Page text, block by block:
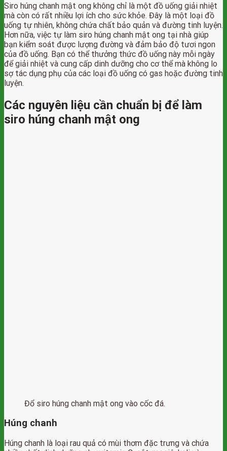
Siro húng chanh mật ong không chỉ là một đồ uống giải nhiệt
mà còn có rất nhiều lợi ích cho sức khỏe. Đây là một loại đồ
uống tự nhiên, không chứa chất bảo quản và đường tinh luyện.
Hơn nữa, việc tự làm siro húng chanh mật ong tại nhà giúp
bạn kiểm soát được lượng đường và đảm bảo độ tươi ngon
của đồ uống. Bạn có thể thưởng thức đồ uống này mỗi ngày
để giải nhiệt và cung cấp dinh dưỡng cho cơ thể mà không lo
sợ tác dụng phụ của các loại đồ uống có gas hoặc đường tinh
luyện.
Các nguyên liệu cần chuẩn bị để làm
siro húng chanh mật ong
Đổ siro húng chanh mật ong vào cốc đá.
Húng chanh
Húng chanh là loại rau quả có mùi thơm đặc trưng và chứa